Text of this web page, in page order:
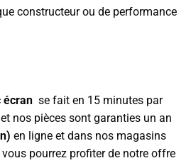
constructeur ou de performance
écran se fait en 15 minutes par
nos pièces sont garanties un an
en ligne et dans nos magasins
pourrez profiter de notre offre